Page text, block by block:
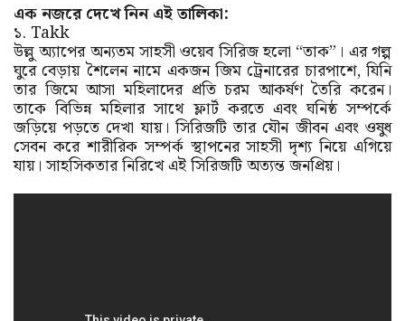
এক নজরে দেখে নিন এই তালিকা:
১. Takk
উল্লু অ্যাপের অন্যতম সাহসী ওয়েব সিরিজ হলো “তাক”। এর গল্প
ঘুরে বেড়ায় শৈলেন নামে একজন জিম ট্রেনারের চারপাশে, যিনি
তার জিমে আসা মহিলাদের প্রতি চরম আকর্ষণ তৈরি করেন।
তাকে বিভিন্ন মহিলার সাথে ফ্লার্ট করতে এবং ঘনিষ্ঠ সম্পর্কে
জড়িয়ে পড়তে দেখা যায়। সিরিজটি তার যৌন জীবন এবং ওষুধ
সেবন করে শারীরিক সম্পর্ক স্থাপনের সাহসী দৃশ্য নিয়ে এগিয়ে
যায়। সাহসিকতার নিরিখে এই সিরিজটি অত্যন্ত জনপ্রিয়।